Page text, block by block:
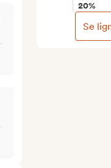
20%
Se